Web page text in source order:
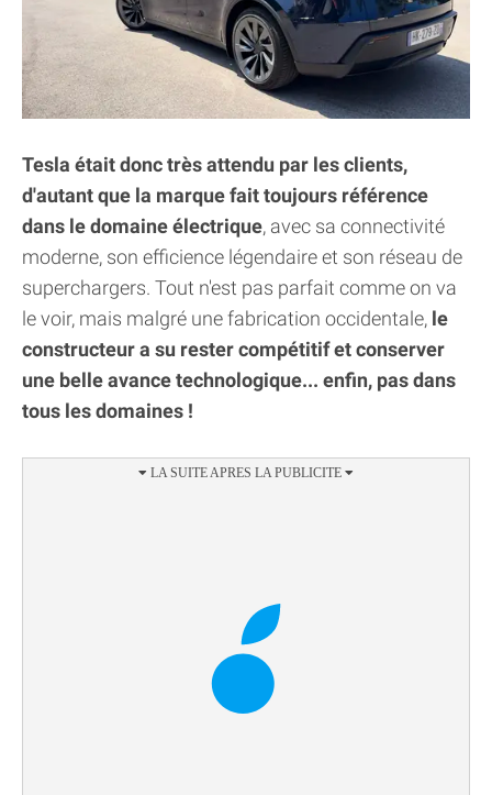
Tesla était donc très attendu par les clients,
d'autant que la marque fait toujours référence
dans le domaine électrique, avec sa connectivité
moderne, son efficience légendaire et son réseau de
superchargers. Tout n'est pas parfait comme on va
le voir, mais malgré une fabrication occidentale, le
constructeur a su rester compétitif et conserver
une belle avance technologique... enfin, pas dans
tous les domaines !